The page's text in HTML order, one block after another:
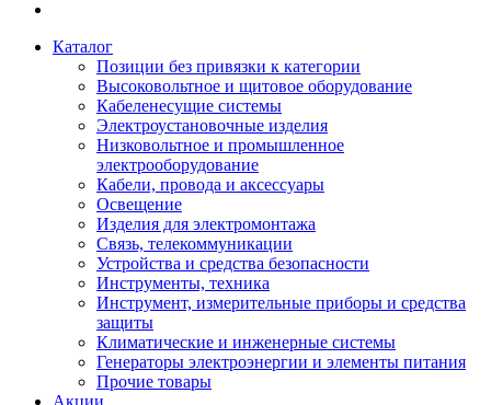
Каталог
Позиции без привязки к категории
Высоковольтное и щитовое оборудование
Кабеленесущие системы
Электроустановочные изделия
Низковольтное и промышленное
электрооборудование
Кабели, провода и аксессуары
Освещение
Изделия для электромонтажа
Связь, телекоммуникации
Устройства и средства безопасности
Инструменты, техника
Инструмент, измерительные приборы и средства
защиты
Климатические и инженерные системы
Генераторы электроэнергии и элементы питания
Прочие товары
Акции